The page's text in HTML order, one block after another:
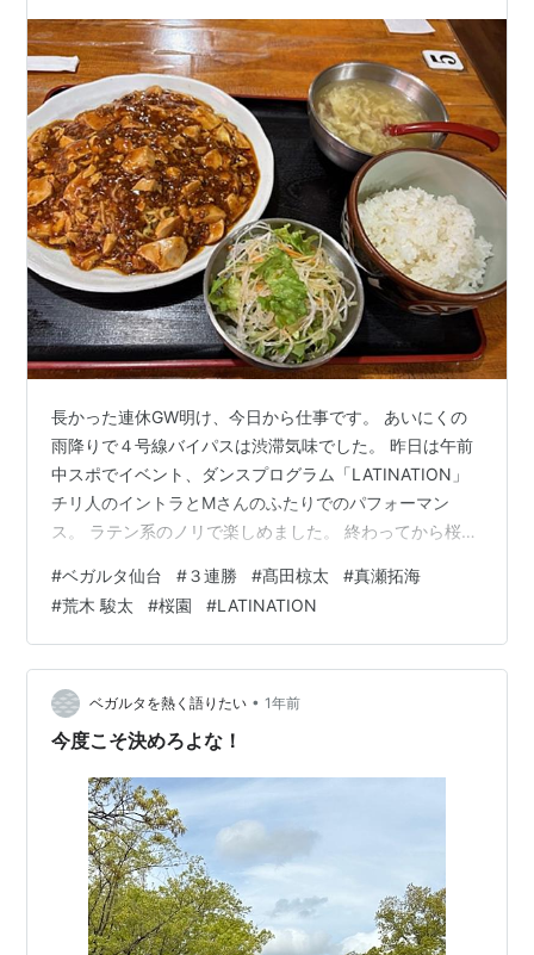
長かった連休GW明け、今日から仕事です。 あいにくの
雨降りで４号線バイパスは渋滞気味でした。 昨日は午前
中スポでイベント、ダンスプログラム「LATINATION」
チリ人のイントラとMさんのふたりでのパフォーマン
ス。 ラテン系のノリで楽しめました。 終わってから桜園
はこれがある！ お見事ミドルさく裂！ これで仙台のペー
スに持ち込めた。 真瀬のアシストに髙田が余裕をもって
シュートに持ち込めたのが良かった。 2点目も真瀬がゴ
ールラインぎりぎりまで粘って折り返しで詰めてきた荒
木は頭で押し込むだけだ。 前節初ゴールを決めたのでこ
ういうチャンスがやって…
#ベガルタ仙台 #３連勝 #髙田椋太 #真瀬拓海
#荒木 駿太 #桜園 #LATINATION
ベガルタを熱く語りたい • 1年前
今度こそ決めろよな！